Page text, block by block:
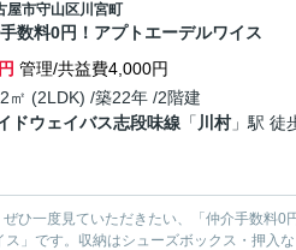
屋市守山区川宮町
数料0円！アプトエーデルワイス
管理/共益費4,000円
㎡ (2LDK) /築22年 /2階建
ドウェイバス志段味線 「 川村」駅 徒
ひ一度見ていただきたい、「仲介手数料
」です。収納はシューズボックス・押入